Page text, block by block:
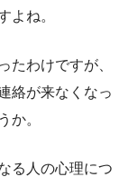
よね。
たわけですが、
絡が来なくなっ
か。
る人の心理につ